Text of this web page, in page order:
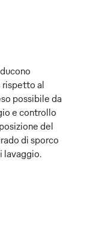
rispetto al
possibile da
e controllo
del
di sporco
lavaggio.